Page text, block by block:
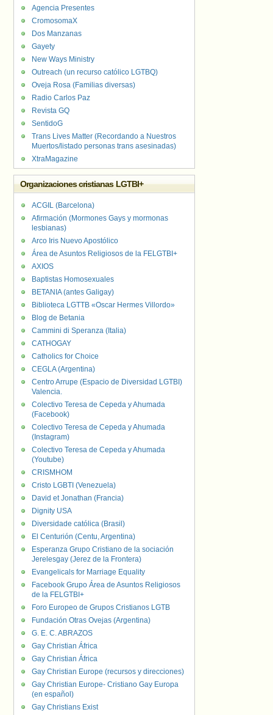
Agencia Presentes
CromosomaX
Dos Manzanas
Gayety
New Ways Ministry
Outreach (un recurso católico LGTBQ)
Oveja Rosa (Familias diversas)
Radio Carlos Paz
Revista GQ
SentidoG
Trans Lives Matter (Recordando a Nuestros
Muertos/listado personas trans asesinadas)
XtraMagazine
Organizaciones cristianas LGTBI+
ACGIL (Barcelona)
Afirmación (Mormones Gays y mormonas
lesbianas)
Arco Iris Nuevo Apostólico
Área de Asuntos Religiosos de la FELGTBI+
AXIOS
Baptistas Homosexuales
BETANIA (antes Galigay)
Biblioteca LGTTB «Oscar Hermes Villordo»
Blog de Betania
Cammini di Speranza (Italia)
CATHOGAY
Catholics for Choice
CEGLA (Argentina)
Centro Arrupe (Espacio de Diversidad LGTBI)
Valencia.
Colectivo Teresa de Cepeda y Ahumada
(Facebook)
Colectivo Teresa de Cepeda y Ahumada
(Instagram)
Colectivo Teresa de Cepeda y Ahumada
(Youtube)
CRISMHOM
Cristo LGBTI (Venezuela)
David et Jonathan (Francia)
Dignity USA
Diversidade católica (Brasil)
El Centurión (Centu, Argentina)
Esperanza Grupo Cristiano de la sociación
Jerelesgay (Jerez de la Frontera)
Evangelicals for Marriage Equality
Facebook Grupo Área de Asuntos Religiosos
de la FELGTBI+
Foro Europeo de Grupos Cristianos LGTB
Fundación Otras Ovejas (Argentina)
G. E. C. ABRAZOS
Gay Christian África
Gay Christian África
Gay Christian Europe (recursos y direcciones)
Gay Christian Europe- Cristiano Gay Europa
(en español)
Gay Christians Exist